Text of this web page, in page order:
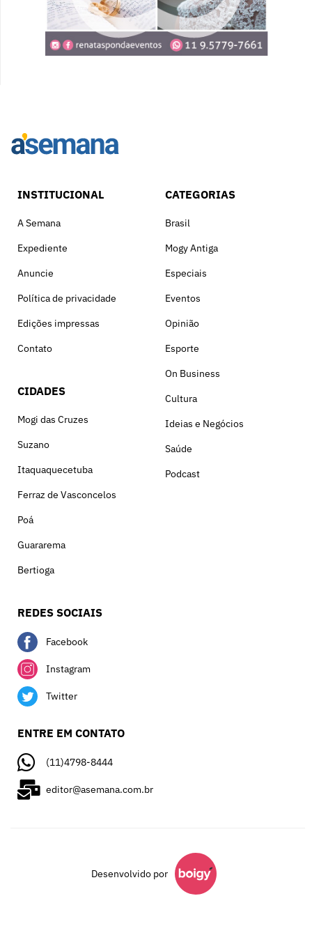
INSTITUCIONAL
A Semana
Expediente
Anuncie
Política de privacidade
Edições impressas
Contato
CIDADES
Mogi das Cruzes
Suzano
Itaquaquecetuba
Ferraz de Vasconcelos
Poá
Guararema
Bertioga
CATEGORIAS
Brasil
Mogy Antiga
Especiais
Eventos
Opinião
Esporte
On Business
Cultura
Ideias e Negócios
Saúde
Podcast
REDES SOCIAIS
Facebook
Instagram
Twitter
ENTRE EM CONTATO
(11)4798-8444
editor@asemana.com.br
Desenvolvido por